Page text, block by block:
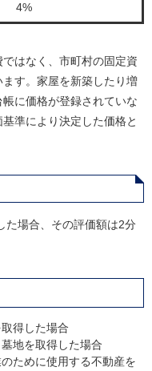
4%
ではなく、市町村の固定資
す。家屋を新築したり増
に価格が登録されていな
準により決定した価格と
場合、その評価額は2分
得した場合
地を取得した場合
ために使用する不動産を